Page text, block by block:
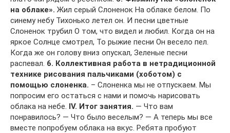
на облаке». Жил серый Слоненок На облаке белом. По
синему небу Тихонько летел он. И песни цветные
Слоненок трубил О том, что видел и любил. Когда он на
яркое Солнце смотрел, То рыжие песни Он весело пел.
Когда же он голову вниз опускал, Зеленые песни
распевал. 6. Коллективная работа в нетрадиционной
технике рисования пальчиками (хоботом) с
помощью слоненка. – Слоненка мы не отпускаем. Мы
попросим его остаться с нами и помочь нарисовать
облака на небе. IV. Итог занятия. — Что вам
понравилось? — Что было веселым? — А теперь мы все
вместе попробуем облака на вкус. Ребята пробуют